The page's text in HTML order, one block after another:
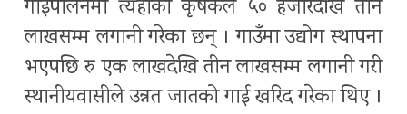
गाईपालनमा त्यहाँका कृषकले ५० हजारदेखि तीन
लाखसम्म लगानी गरेका छन् । गाउँमा उद्योग स्थापना
भएपछि रु एक लाखदेखि तीन लाखसम्म लगानी गरी
स्थानीयवासीले उन्नत जातको गाई खरिद गरेका थिए ।